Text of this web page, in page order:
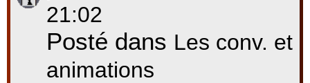
21:02
Posté dans Les conv. et
animations